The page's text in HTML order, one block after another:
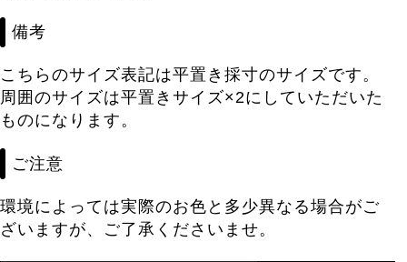
備考
こちらのサイズ表記は平置き採寸のサイズです。
周囲のサイズは平置きサイズ×2にしていただいた
ものになります。
ご注意
環境によっては実際のお色と多少異なる場合がご
ざいますが、ご了承くださいませ。